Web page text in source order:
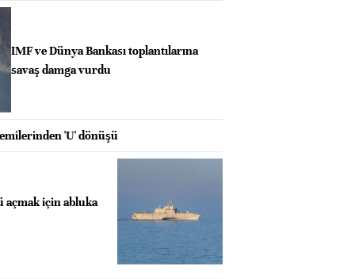
IMF ve Dünya Bankası toplantılarına
savaş damga vurdu
'U' dönüşü
için abluka